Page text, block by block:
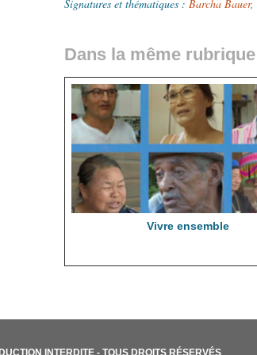
Signatures et thématiques : Barcha Bauer,
Dans la même rubrique
Vivre ensemble
INTERDITE - TOUS DROITS RÉSERVÉS